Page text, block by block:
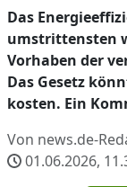
Das
umstrittensten
Vorhaben der
Das Gesetz
kosten. Ein
Von news.de-
01.06.2026,